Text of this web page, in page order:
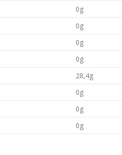
0g
0g
0g
0g
28,4g
0g
0g
0g